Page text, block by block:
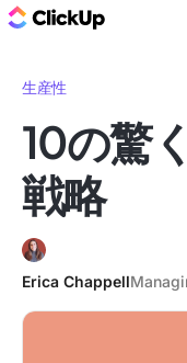
生産性
10の驚
戦略
Erica Chappell